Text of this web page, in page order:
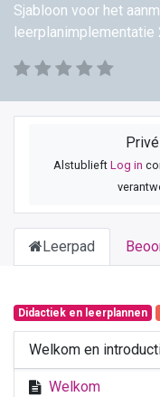
Sjabloon voor het
leerplanimplementatie
AlstublieftLog in
Leerpad
Didactiek en leerplannen
Welkom en
Welkom